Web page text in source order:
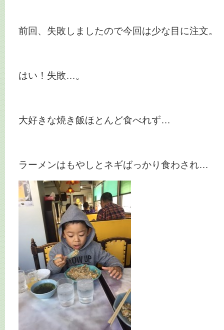
前回、失敗しましたので今回は少な目に注文。
はい！失敗…。
大好きな焼き飯ほとんど食べれず…
ラーメンはもやしとネギばっかり食わされ…